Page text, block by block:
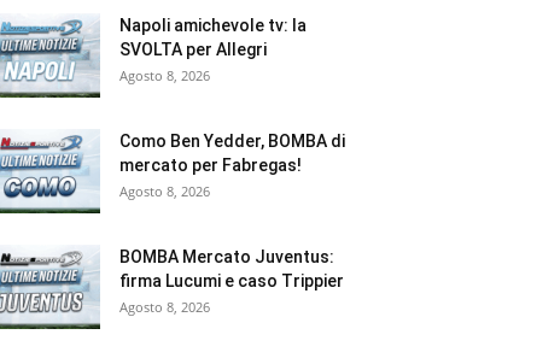
Napoli amichevole tv: la
SVOLTA per Allegri
Agosto 8, 2026
Como Ben Yedder, BOMBA di
mercato per Fabregas!
Agosto 8, 2026
BOMBA Mercato Juventus:
firma Lucumi e caso Trippier
Agosto 8, 2026